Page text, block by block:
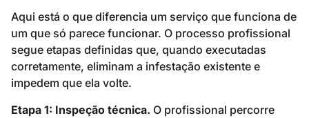
Aqui está o que diferencia um serviço que funciona de
um que só parece funcionar. O processo profissional
segue etapas definidas que, quando executadas
corretamente, eliminam a infestação existente e
impedem que ela volte.
Etapa 1: Inspeção técnica. O profissional percorre